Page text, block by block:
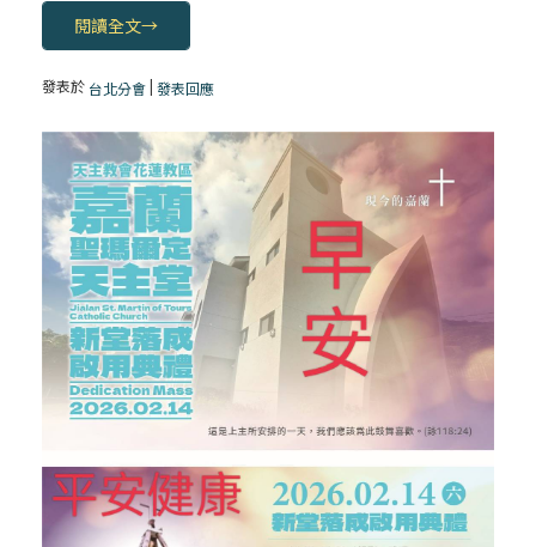
閱讀全文→
發表於 台北分會|發表回應